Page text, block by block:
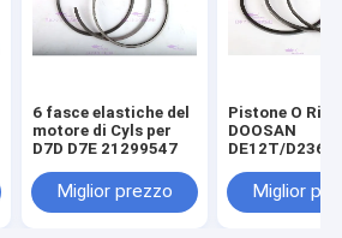
6 fasce elastiche del
motore di Cyls per
D7D D7E 21299547
Miglior prezzo
Pistone O
DOOSAN
DE12T/D2366
componenti
motore
Miglior